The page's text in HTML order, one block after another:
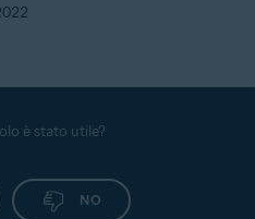
è stato utile?
NO